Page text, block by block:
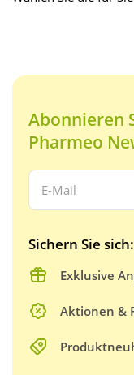
Abonnieren
Pharmeo
Ihre E-Mail
Sichern Sie sich:
Exklusive
Aktionen &